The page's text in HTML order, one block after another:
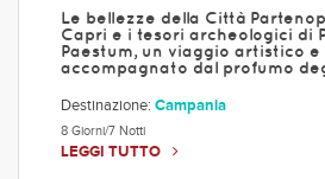
Le bellezze della Città
Capri e i tesori archeologici di
Paestum, un viaggio artistico
accompagnato dal profumo
Destinazione: Campania
8 Giorni/7 Notti
LEGGI TUTTO